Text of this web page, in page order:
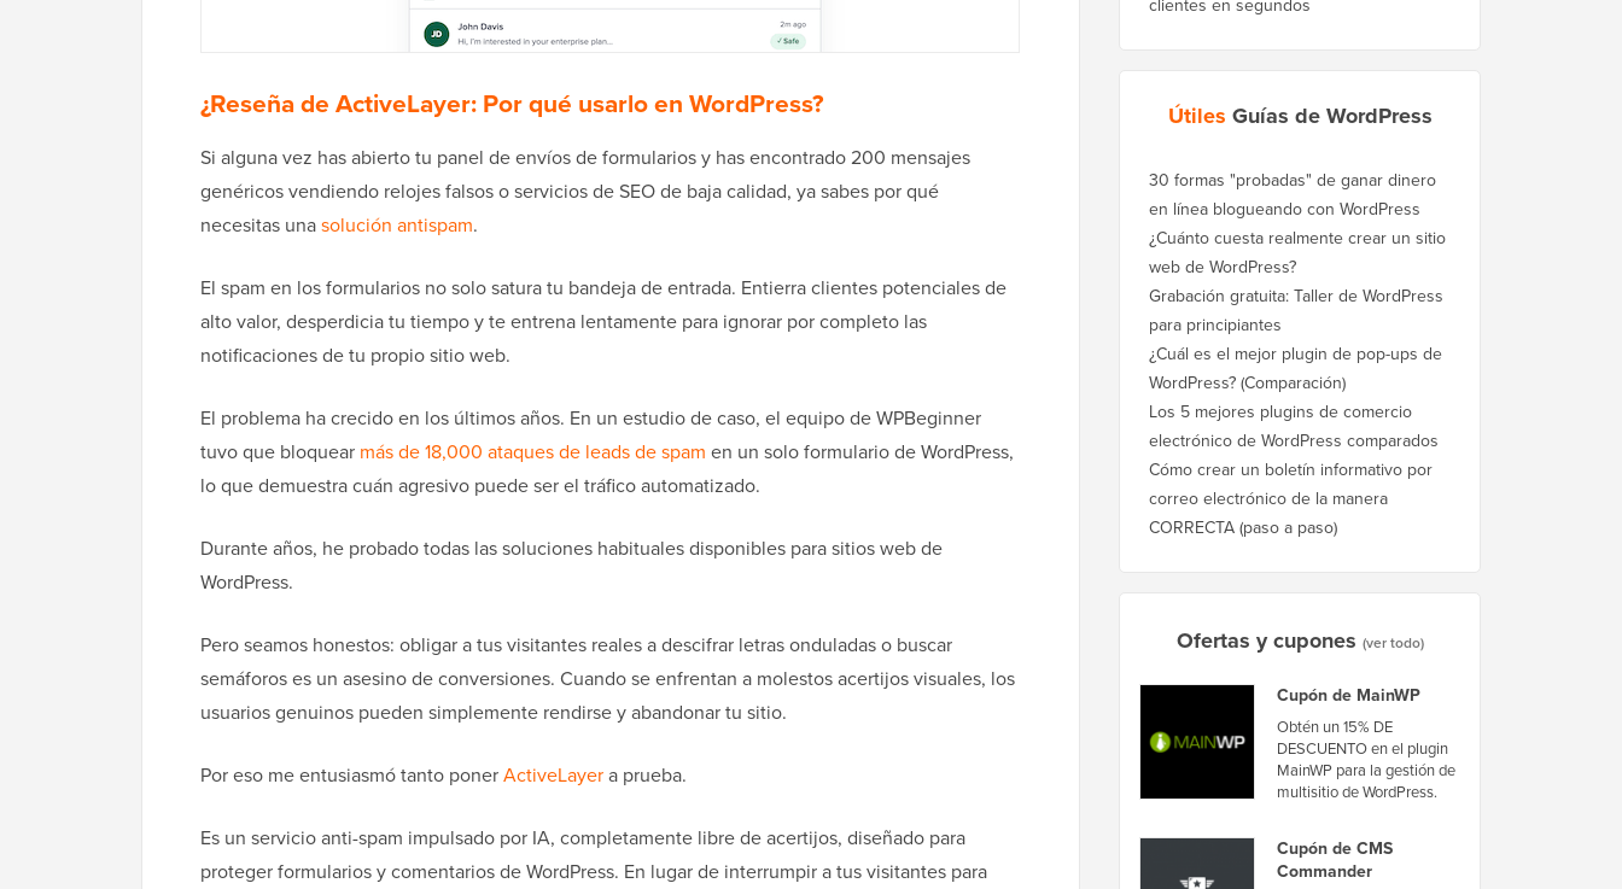
¿Reseña de ActiveLayer: Por qué usarlo en WordPress?
Si alguna vez has abierto tu panel de envíos de formularios y has encontrado 200 mensajes
genéricos vendiendo relojes falsos o servicios de SEO de baja calidad, ya sabes por qué
necesitas unasolución antispam.
El spam en los formularios no solo satura tu bandeja de entrada. Entierra clientes potenciales de
alto valor, desperdicia tu tiempo y te entrena lentamente para ignorar por completo las
notificaciones de tu propio sitio web.
El problema ha crecido en los últimos años. En un estudio de caso, el equipo de WPBeginner
tuvo que bloquear más de 18,000 ataques de leads de spam en un solo formulario de WordPress,
lo que demuestra cuán agresivo puede ser el tráfico automatizado.
Durante años, he probado todas las soluciones habituales disponibles para sitios web de
WordPress.
Pero seamos honestos: obligar a tus visitantes reales a descifrar letras onduladas o buscar
semáforos es un asesino de conversiones. Cuando se enfrentan a molestos acertijos visuales, los
usuarios genuinos pueden simplemente rendirse y abandonar tu sitio.
Por eso me entusiasmó tanto ponerActiveLayera prueba.
Es un servicio anti-spam impulsado por IA, completamente libre de acertijos, diseñado para
proteger formularios y comentarios de WordPress. En lugar de interrumpir a tus visitantes para
Útiles Guías de WordPress
30 formas "probadas" de ganar dinero
en línea blogueando con WordPress
¿Cuánto cuesta realmente crear un sitio
web de WordPress?
Grabación gratuita: Taller de WordPress
para principiantes
¿Cuál es el mejor plugin de pop-ups de
WordPress? (Comparación)
Los 5 mejores plugins de comercio
electrónico de WordPress comparados
Cómo crear un boletín informativo por
correo electrónico de la manera
CORRECTA (paso a paso)
Ofertas y cupones (ver todo)
Cupón de MainWP
Obtén un 15% DE
DESCUENTO en el plugin
MainWP para la gestión de
multisitio de WordPress.
Cupón de CMS
Commander